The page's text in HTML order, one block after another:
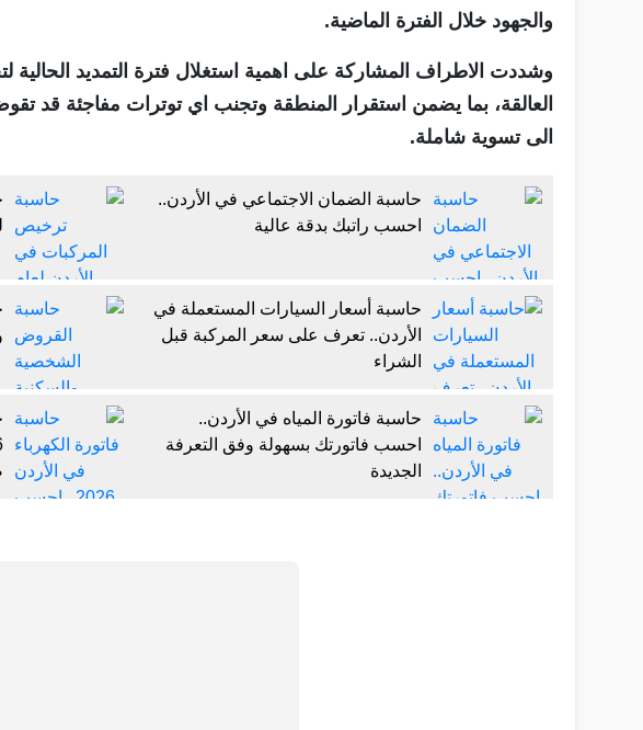
والجهود خلال الفترة الماضية.
وشددت الاطراف المشاركة على اهمية استغلال فترة التمديد
العالقة، بما يضمن استقرار المنطقة وتجنب اي توترات مفاجئة قد
الى تسوية شاملة.
حاسبة الضمان الاجتماعي في الأردن..
احسب راتبك بدقة عالية
حاسبة أسعار السيارات المستعملة في
الأردن.. تعرف على سعر المركبة قبل
الشراء
حاسبة فاتورة المياه في الأردن..
احسب فاتورتك بسهولة وفق التعرفة
الجديدة